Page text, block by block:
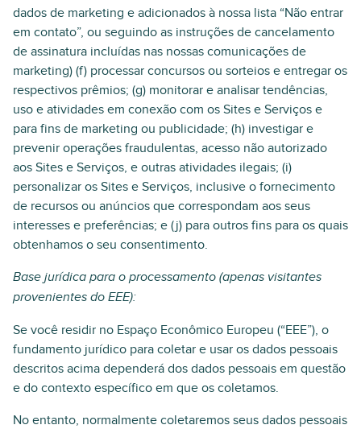
dados de marketing e adicionados à nossa lista “Não entrar
em contato”, ou seguindo as instruções de cancelamento
de assinatura incluídas nas nossas comunicações de
marketing) (f) processar concursos ou sorteios e entregar os
respectivos prêmios; (g) monitorar e analisar tendências,
uso e atividades em conexão com os Sites e Serviços e
para fins de marketing ou publicidade; (h) investigar e
prevenir operações fraudulentas, acesso não autorizado
aos Sites e Serviços, e outras atividades ilegais; (i)
personalizar os Sites e Serviços, inclusive o fornecimento
de recursos ou anúncios que correspondam aos seus
interesses e preferências; e (j) para outros fins para os quais
obtenhamos o seu consentimento.
Base jurídica para o processamento (apenas visitantes
provenientes do EEE):
Se você residir no Espaço Econômico Europeu (“EEE”), o
fundamento jurídico para coletar e usar os dados pessoais
descritos acima dependerá dos dados pessoais em questão
e do contexto específico em que os coletamos.
No entanto, normalmente coletaremos seus dados pessoais